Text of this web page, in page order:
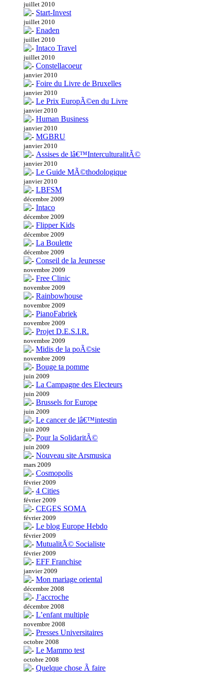
juillet 2010
Start-Invest
juillet 2010
Enaden
juillet 2010
Intaco Travel
juillet 2010
Constellacoeur
janvier 2010
Foire du Livre de Bruxelles
janvier 2010
Le Prix EuropÃ©en du Livre
janvier 2010
Human Business
janvier 2010
MGBRU
janvier 2010
Assises de lâ€™InterculturalitÃ©
janvier 2010
Le Guide MÃ©thodologique
janvier 2010
LBFSM
décembre 2009
Intaco
décembre 2009
Flipper Kids
décembre 2009
La Boulette
décembre 2009
Conseil de la Jeunesse
novembre 2009
Free Clinic
novembre 2009
Rainbowhouse
novembre 2009
PianoFabriek
novembre 2009
Projet D.E.S.I.R.
novembre 2009
Midis de la poÃ©sie
novembre 2009
Bouge ta pomme
juin 2009
La Campagne des Electeurs
juin 2009
Brussels for Europe
juin 2009
Le cancer de lâ€™intestin
juin 2009
Pour la SolidaritÃ©
juin 2009
Nouveau site Arsmusica
mars 2009
Cosmopolis
février 2009
4 Cities
février 2009
CEGES SOMA
février 2009
Le blog Europe Hebdo
février 2009
MutualitÃ© Socialiste
février 2009
EFF Franchise
janvier 2009
Mon mariage oriental
décembre 2008
J’accroche
décembre 2008
L’enfant multiple
novembre 2008
Presses Universitaires
octobre 2008
Le Mammo test
octobre 2008
Quelque chose Ã faire